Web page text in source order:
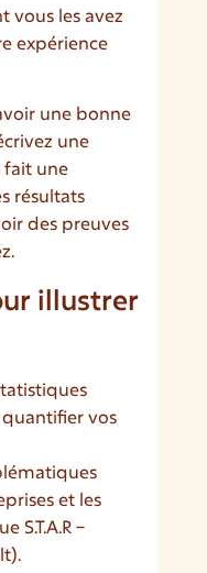
vous les avez
expérience
une bonne
une
fait une
résultats
des preuves
illustrer
quantifier vos
et les
S.T.A.R –